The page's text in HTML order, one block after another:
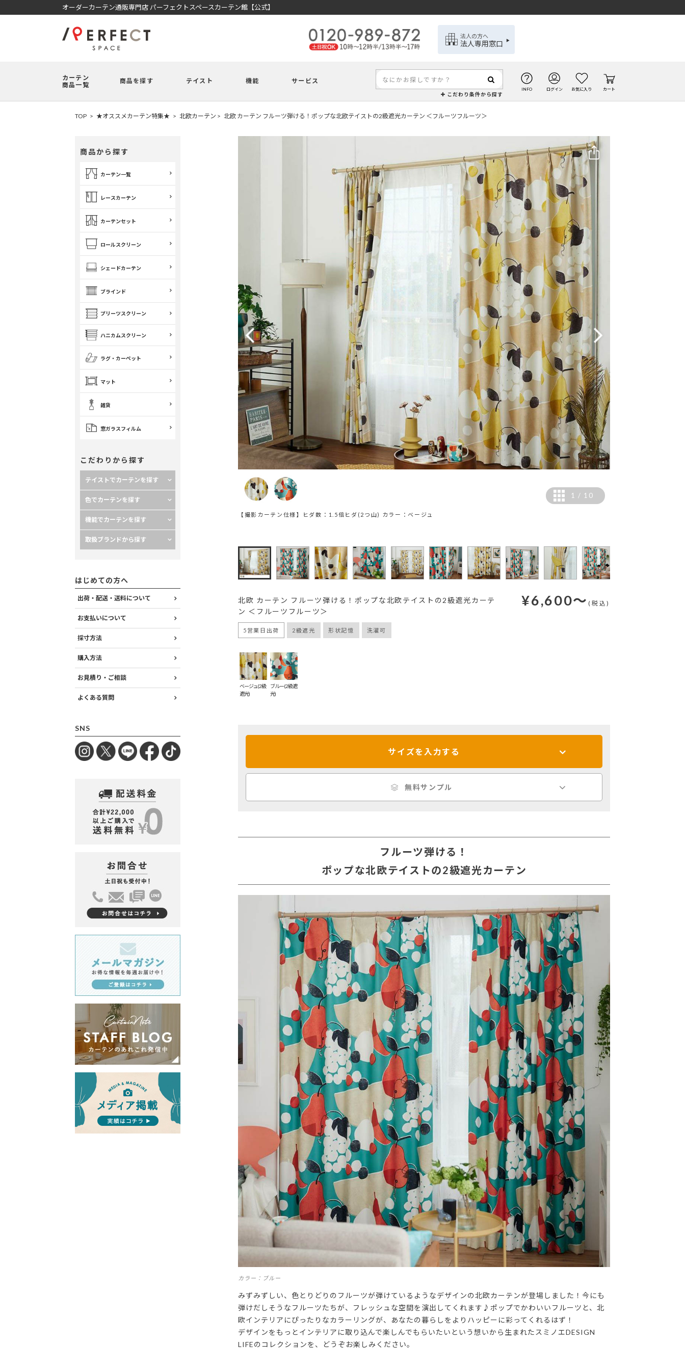
オーダーカーテン通販専門店 パーフェクトスペースカーテン館【公式】
法人の方へ
法人専用窓口
カーテン
商品一覧
商品を探す テイスト 機能 サービス
こだわり条件から探す
INFO ログイン お気に入り カート
TOP ★オススメカーテン特集★ 北欧カーテン 北欧 カーテン フルーツ弾ける！ポップな北欧テイストの2級遮光カーテン ＜フルーツフルーツ＞
商品から探す
カーテン一覧
レースカーテン
カーテンセット
ロールスクリーン
シェードカーテン
ブラインド
プリーツスクリーン
ハニカムスクリーン
ラグ・カーペット
マット
雑貨
窓ガラスフィルム
こだわりから探す
テイストでカーテンを探す
色でカーテンを探す
機能でカーテンを探す
取扱ブランドから探す
はじめての方へ
出荷・配送・送料について
お支払いについて
採寸方法
購入方法
お見積り・ご相談
よくある質問
SNS
【撮影カーテン仕様】ヒダ数：1.5倍ヒダ(2つ山) カラー：ベージュ
1 / 10
北欧 カーテン フルーツ弾ける！ポップな北欧テイストの2級遮光カーテ
ン ＜フルーツフルーツ＞
5営業日出荷 2級遮光 形状記憶 洗濯可
¥6,600～(税込)
ベージュ(2級
遮光)
ブルー(2級遮
光)
サイズを入力する
無料サンプル
フルーツ弾ける！
ポップな北欧テイストの2級遮光カーテン
カラー：ブルー
みずみずしい、色とりどりのフルーツが弾けているようなデザインの北欧カーテンが登場しました！今にも
弾けだしそうなフルーツたちが、フレッシュな空間を演出してくれます♪ポップでかわいいフルーツと、北
欧インテリアにぴったりなカラーリングが、あなたの暮らしをよりハッピーに彩ってくれるはず！
デザインをもっとインテリアに取り込んで楽しんでもらいたいという想いから生まれたスミノエDESIGN
LIFEのコレクションを、どうぞお楽しみください。